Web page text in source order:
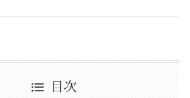
目次